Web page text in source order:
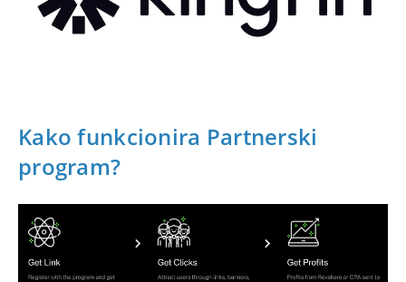
Kako funkcionira Partnerski
program?